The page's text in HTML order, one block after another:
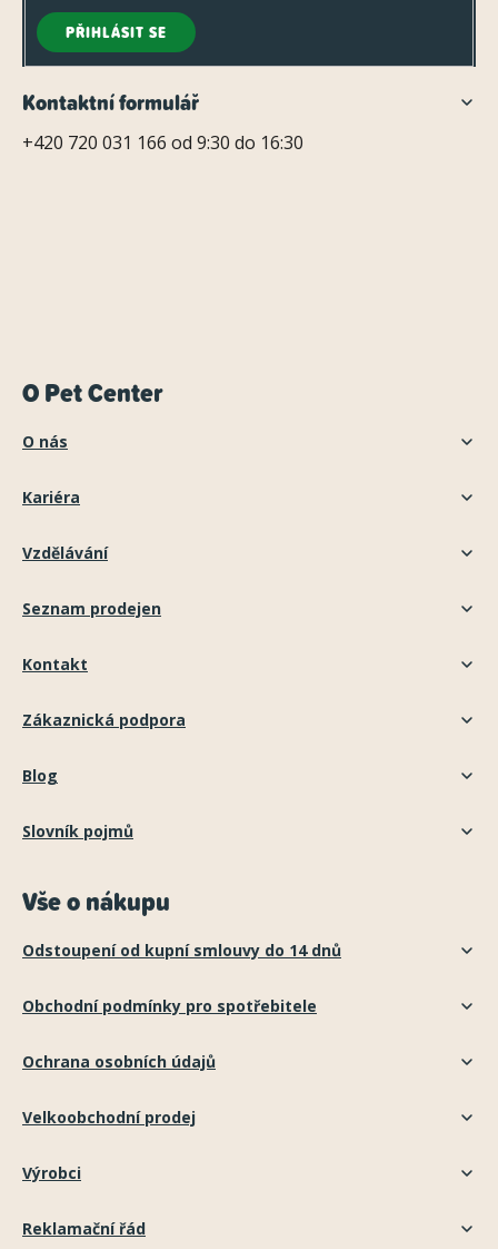
PŘIHLÁSIT SE
Kontaktní formulář
+420 720 031 166 od 9:30 do 16:30
O Pet Center
O nás
Kariéra
Vzdělávání
Seznam prodejen
Kontakt
Zákaznická podpora
Blog
Slovník pojmů
Vše o nákupu
Odstoupení od kupní smlouvy do 14 dnů
Obchodní podmínky pro spotřebitele
Ochrana osobních údajů
Velkoobchodní prodej
Výrobci
Reklamační řád